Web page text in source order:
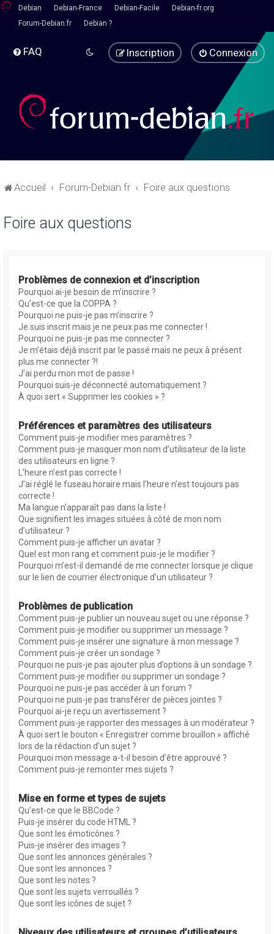
Debian Debian-France Debian-Facile
Debian-fr.org
Forum-Debian.fr
Debian ?
FAQ Connexion
Inscription
Accueil Forum-Debian.fr Foire aux questions
Foire aux questions
Problèmes de connexion et d’inscription
Pourquoi ai-je besoin de m’inscrire ?
Qu’est-ce que la COPPA ?
Pourquoi ne puis-je pas m’inscrire ?
Je suis inscrit mais je ne peux pas me connecter !
Pourquoi ne puis-je pas me connecter ?
Je m’étais déjà inscrit par le passé mais ne peux à présent
plus me connecter ?!
J’ai perdu mon mot de passe !
Pourquoi suis-je déconnecté automatiquement ?
À quoi sert « Supprimer les cookies » ?
Préférences et paramètres des utilisateurs
Comment puis-je modifier mes paramètres ?
Comment puis-je masquer mon nom d’utilisateur de la liste
des utilisateurs en ligne ?
L’heure n’est pas correcte !
J’ai réglé le fuseau horaire mais l’heure n’est toujours pas
correcte !
Ma langue n’apparaît pas dans la liste !
Que signifient les images situées à côté de mon nom
d’utilisateur ?
Comment puis-je afficher un avatar ?
Quel est mon rang et comment puis-je le modifier ?
Pourquoi m’est-il demandé de me connecter lorsque je clique
sur le lien de courrier électronique d’un utilisateur ?
Problèmes de publication
Comment puis-je publier un nouveau sujet ou une réponse ?
Comment puis-je modifier ou supprimer un message ?
Comment puis-je insérer une signature à mon message ?
Comment puis-je créer un sondage ?
Pourquoi ne puis-je pas ajouter plus d’options à un sondage ?
Comment puis-je modifier ou supprimer un sondage ?
Pourquoi ne puis-je pas accéder à un forum ?
Pourquoi ne puis-je pas transférer de pièces jointes ?
Pourquoi ai-je reçu un avertissement ?
Comment puis-je rapporter des messages à un modérateur ?
À quoi sert le bouton « Enregistrer comme brouillon » affiché
lors de la rédaction d’un sujet ?
Pourquoi mon message a-t-il besoin d’être approuvé ?
Comment puis-je remonter mes sujets ?
Mise en forme et types de sujets
Qu’est-ce que le BBCode ?
Puis-je insérer du code HTML ?
Que sont les émoticônes ?
Puis-je insérer des images ?
Que sont les annonces générales ?
Que sont les annonces ?
Que sont les notes ?
Que sont les sujets verrouillés ?
Que sont les icônes de sujet ?